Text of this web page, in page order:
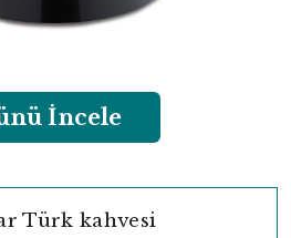
İncele
Türk kahvesi